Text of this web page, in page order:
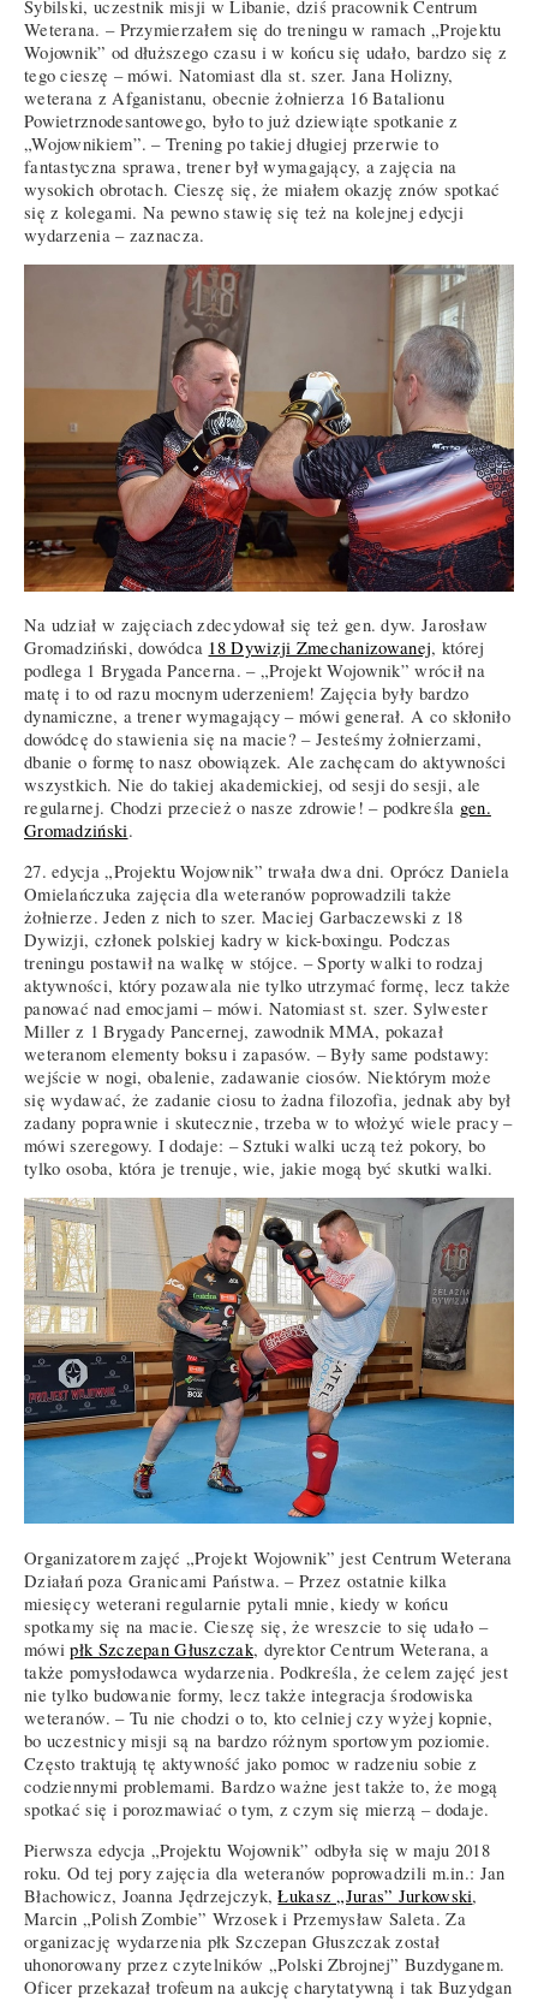
Sybilski, uczestnik misji w Libanie, dziś pracownik Centrum
Weterana. – Przymierzałem się do treningu w ramach „Projektu
Wojownik” od dłuższego czasu i w końcu się udało, bardzo się z
tego cieszę – mówi. Natomiast dla st. szer. Jana Holizny,
weterana z Afganistanu, obecnie żołnierza 16 Batalionu
Powietrznodesantowego, było to już dziewiąte spotkanie z
„Wojownikiem”. – Trening po takiej długiej przerwie to
fantastyczna sprawa, trener był wymagający, a zajęcia na
wysokich obrotach. Cieszę się, że miałem okazję znów spotkać
się z kolegami. Na pewno stawię się też na kolejnej edycji
wydarzenia – zaznacza.
Na udział w zajęciach zdecydował się też gen. dyw. Jarosław
Gromadziński, dowódca 18 Dywizji Zmechanizowanej, której
podlega 1 Brygada Pancerna. – „Projekt Wojownik” wrócił na
matę i to od razu mocnym uderzeniem! Zajęcia były bardzo
dynamiczne, a trener wymagający – mówi generał. A co skłoniło
dowódcę do stawienia się na macie? – Jesteśmy żołnierzami,
dbanie o formę to nasz obowiązek. Ale zachęcam do aktywności
wszystkich. Nie do takiej akademickiej, od sesji do sesji, ale
regularnej. Chodzi przecież o nasze zdrowie! – podkreśla gen.
Gromadziński.
27. edycja „Projektu Wojownik” trwała dwa dni. Oprócz Daniela
Omielańczuka zajęcia dla weteranów poprowadzili także
żołnierze. Jeden z nich to szer. Maciej Garbaczewski z 18
Dywizji, członek polskiej kadry w kick-boxingu. Podczas
treningu postawił na walkę w stójce. – Sporty walki to rodzaj
aktywności, który pozawala nie tylko utrzymać formę, lecz także
panować nad emocjami – mówi. Natomiast st. szer. Sylwester
Miller z 1 Brygady Pancernej, zawodnik MMA, pokazał
weteranom elementy boksu i zapasów. – Były same podstawy:
wejście w nogi, obalenie, zadawanie ciosów. Niektórym może
się wydawać, że zadanie ciosu to żadna filozofia, jednak aby był
zadany poprawnie i skutecznie, trzeba w to włożyć wiele pracy –
mówi szeregowy. I dodaje: – Sztuki walki uczą też pokory, bo
tylko osoba, która je trenuje, wie, jakie mogą być skutki walki.
Organizatorem zajęć „Projekt Wojownik” jest Centrum Weterana
Działań poza Granicami Państwa. – Przez ostatnie kilka
miesięcy weterani regularnie pytali mnie, kiedy w końcu
spotkamy się na macie. Cieszę się, że wreszcie to się udało –
mówipłk Szczepan Głuszczak, dyrektor Centrum Weterana, a
także pomysłodawca wydarzenia. Podkreśla, że celem zajęć jest
nie tylko budowanie formy, lecz także integracja środowiska
weteranów. – Tu nie chodzi o to, kto celniej czy wyżej kopnie,
bo uczestnicy misji są na bardzo różnym sportowym poziomie.
Często traktują tę aktywność jako pomoc w radzeniu sobie z
codziennymi problemami. Bardzo ważne jest także to, że mogą
spotkać się i porozmawiać o tym, z czym się mierzą – dodaje.
Pierwsza edycja „Projektu Wojownik” odbyła się w maju 2018
roku. Od tej pory zajęcia dla weteranów poprowadzili m.in.: Jan
Błachowicz, Joanna Jędrzejczyk,Łukasz „Juras” Jurkowski,
Marcin „Polish Zombie” Wrzosek i Przemysław Saleta. Za
organizację wydarzenia płk Szczepan Głuszczak został
uhonorowany przez czytelników „Polski Zbrojnej” Buzdyganem.
Oficer przekazał trofeum na aukcję charytatywną i tak Buzydgan